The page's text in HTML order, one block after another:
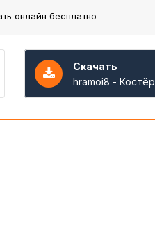
онлайн бесплатно
Скачать
hramoi8 - Костёр